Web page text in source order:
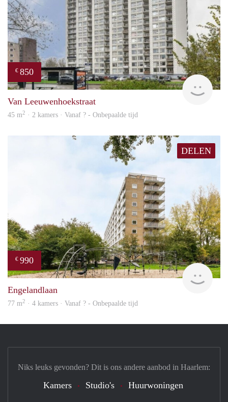
€ 850
Van Leeuwenhoekstraat
45 m2 · 2 kamers · Vanaf ? - Onbepaalde tijd
DELEN
€ 990
Engelandlaan
77 m2 · 4 kamers · Vanaf ? - Onbepaalde tijd
Niks leuks gevonden? Dit is ons andere aanbod in Haarlem:
Kamers Studio's Huurwoningen